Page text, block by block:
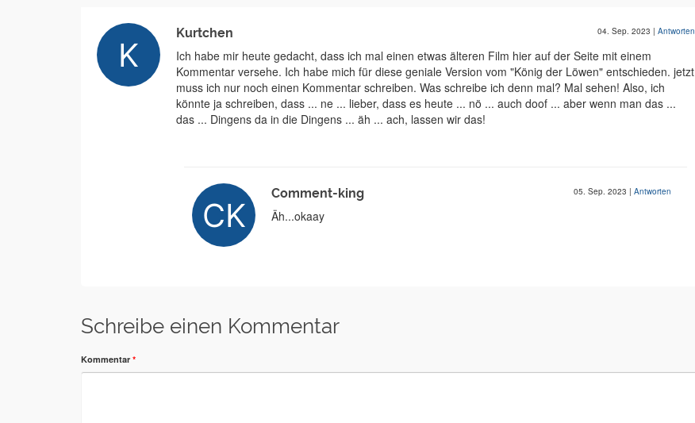
Kurtchen 04. Sep. 2023 | Antworten
Ich habe mir heute gedacht, dass ich mal einen etwas älteren Film hier auf der Seite mit einem
Kommentar versehe. Ich habe mich für diese geniale Version vom "König der Löwen" entschieden. jetzt
muss ich nur noch einen Kommentar schreiben. Was schreibe ich denn mal? Mal sehen! Also, ich
könnte ja schreiben, dass ... ne ... lieber, dass es heute ... nö ... auch doof ... aber wenn man das ...
das ... Dingens da in die Dingens ... äh ... ach, lassen wir das!
Comment-king 05. Sep. 2023 | Antworten
Äh...okaay
Schreibe einen Kommentar
Kommentar *